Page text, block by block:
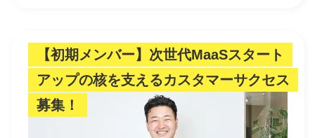
【初期メンバー】次世代MaaSスタート
アップの核を支えるカスタマーサクセス
募集！